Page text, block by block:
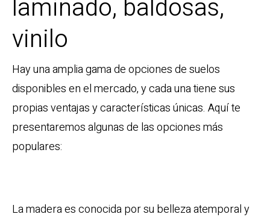
laminado, baldosas,
vinilo
Hay una amplia gama de opciones de suelos
disponibles en el mercado, y cada una tiene sus
propias ventajas y características únicas. Aquí te
presentaremos algunas de las opciones más
populares:
La madera es conocida por su belleza atemporal y